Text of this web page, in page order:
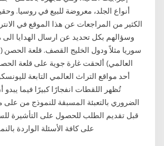
أنواع الجلد، معروضة للبيع في روسيا.
الكثير من المراجعات عن هذا الموقع في
وسؤالهم بكل تحديد عن ارسال الهدايا
سوريا مثلاً ودول الخليج القصف. قلعة
العالمي) ألحقت غارة جوية على قلعة
أحد مواقع التراث العالمي التابعة
الضروري بالتعبئة المسبقة للنموذج من على
قبل تقديم الطلب للحصول على التأشيرة
على كافة الأسئلة الواردة